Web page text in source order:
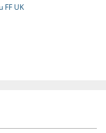
FF UK